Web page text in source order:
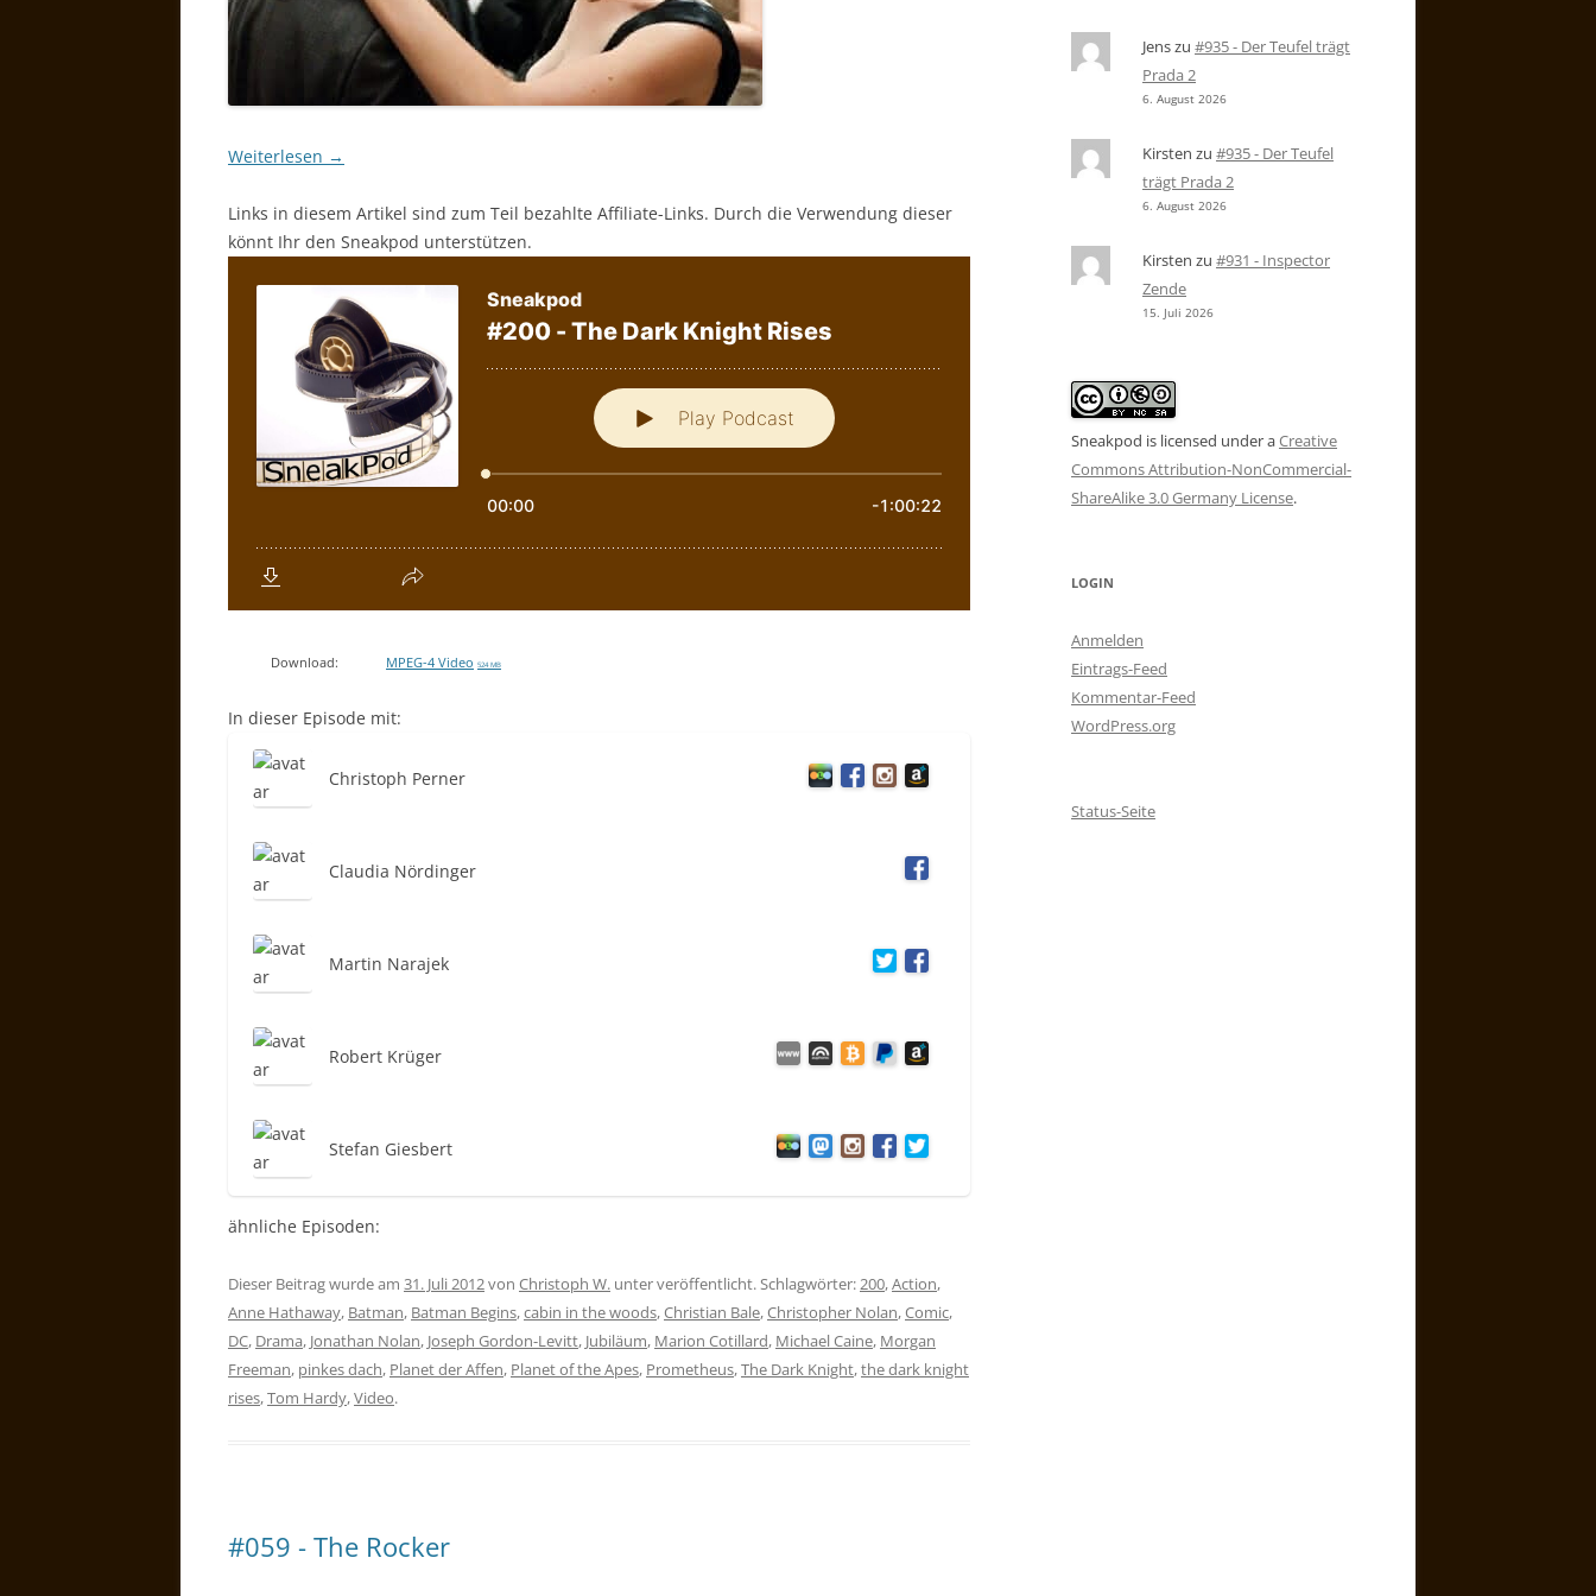
Weiterlesen →
Links in diesem Artikel sind zum Teil bezahlte Affiliate-Links. Durch die Verwendung dieser
könnt Ihr den Sneakpod unterstützen.
Download: MPEG-4 Video 524 MB
In dieser Episode mit:
Christoph Perner
Claudia Nördinger
Martin Narajek
Robert Krüger
Stefan Giesbert
ähnliche Episoden:
Dieser Beitrag wurde am 31. Juli 2012von Christoph W. unter veröffentlicht. Schlagwörter:200,Action,
Anne Hathaway, Batman, Batman Begins,cabin in the woods,Christian Bale,Christopher Nolan,Comic,
DC, Drama, Jonathan Nolan, Joseph Gordon-Levitt, Jubiläum, Marion Cotillard, Michael Caine, Morgan
Freeman, pinkes dach, Planet der Affen, Planet of the Apes, Prometheus,The Dark Knight,the dark knight
rises,Tom Hardy,Video.
#059 - The Rocker
Jenszu #935 - Der Teufel trägt
Prada 2
6. August 2026
Kirsten zu #935 - Der Teufel
trägt Prada 2
6. August 2026
Kirsten zu #931 - Inspector
Zende
15. Juli 2026
Sneakpod is licensed under aCreative
Commons Attribution-NonCommercial-
ShareAlike 3.0 Germany License.
LOGIN
Anmelden
Eintrags-Feed
Kommentar-Feed
WordPress.org
Status-Seite